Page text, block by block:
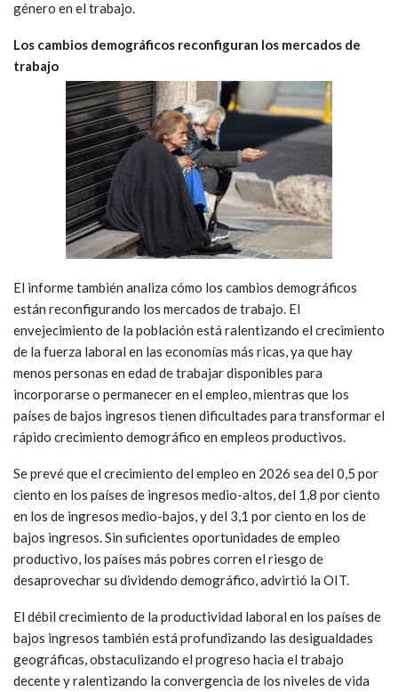
género en el trabajo.
Los cambios demográficos reconfiguran los mercados de
trabajo
El informe también analiza cómo los cambios demográficos
están reconfigurando los mercados de trabajo. El
envejecimiento de la población está ralentizando el crecimiento
de la fuerza laboral en las economías más ricas, ya que hay
menos personas en edad de trabajar disponibles para
incorporarse o permanecer en el empleo, mientras que los
países de bajos ingresos tienen dificultades para transformar el
rápido crecimiento demográfico en empleos productivos.
Se prevé que el crecimiento del empleo en 2026 sea del 0,5 por
ciento en los países de ingresos medio-altos, del 1,8 por ciento
en los de ingresos medio-bajos, y del 3,1 por ciento en los de
bajos ingresos. Sin suficientes oportunidades de empleo
productivo, los países más pobres corren el riesgo de
desaprovechar su dividendo demográfico, advirtió la OIT.
El débil crecimiento de la productividad laboral en los países de
bajos ingresos también está profundizando las desigualdades
geográficas, obstaculizando el progreso hacia el trabajo
decente y ralentizando la convergencia de los niveles de vida